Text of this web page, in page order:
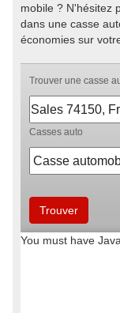
mobile ? N'hésitez
dans une casse
économies sur